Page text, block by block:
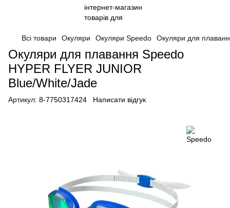
Всі товари Окуляри Окуляри Speedo Окуляри для
Окуляри для плавання Speedo
HYPER FLYER JUNIOR
Blue/White/Jade
Артикул: 8-7750317424 Написати відгук